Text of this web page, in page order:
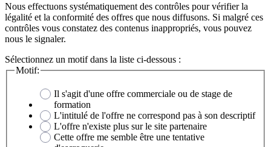
Nous effectuons systématiquement des contrôles pour vérifier la
légalité et la conformité des offres que nous diffusons. Si malgré ces
contrôles vous constatez des contenus inappropriés, vous pouvez
nous le signaler.
Sélectionnez un motif dans la liste ci-dessous :
Motif:
Il s'agit d'une offre commerciale ou de stage de
formation
L'intitulé de l'offre ne correspond pas à son descriptif
L'offre n'existe plus sur le site partenaire
Cette offre me semble être une tentative